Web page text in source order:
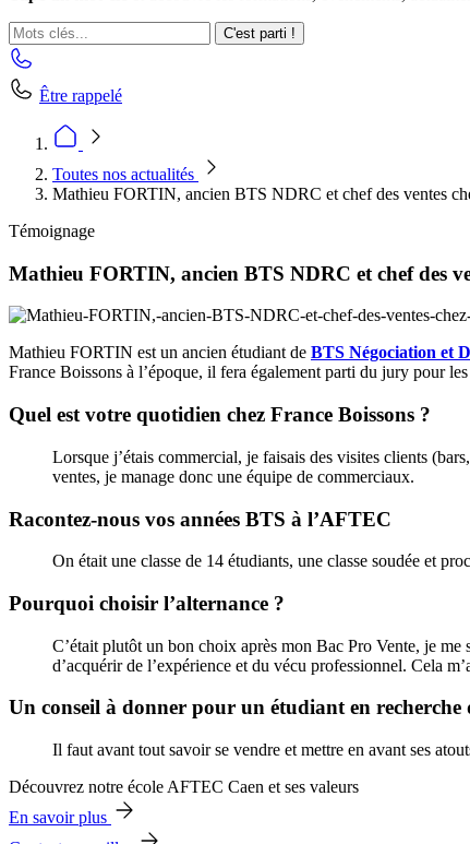
C'est parti !
Être rappelé
Toutes nos actualités
Mathieu FORTIN, ancien BTS NDRC et chef des ventes
Témoignage
Mathieu FORTIN, ancien BTS NDRC et chef des
Mathieu FORTIN est un ancien étudiant de BTS Négociation et
France Boissons à l’époque, il fera également parti du jury pour
Quel est votre quotidien chez France Boissons ?
Lorsque j’étais commercial, je faisais des visites clients
ventes, je manage donc une équipe de commerciaux.
Racontez-nous vos années BTS à l’AFTEC
On était une classe de 14 étudiants, une classe soudée et
Pourquoi choisir l’alternance ?
C’était plutôt un bon choix après mon Bac Pro Vente, je me
d’acquérir de l’expérience et du vécu professionnel. Cela
Un conseil à donner pour un étudiant en recherche
Il faut avant tout savoir se vendre et mettre en avant ses
Découvrez notre école AFTEC Caen et ses valeurs
En savoir plus